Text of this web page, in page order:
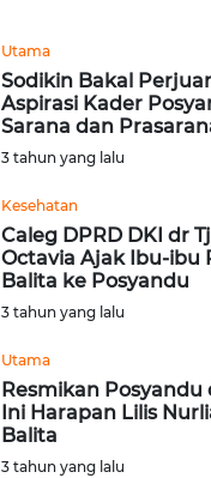
Utama
Sodikin Bakal
Aspirasi Kader
Sarana dan
3 tahun yang lalu
Kesehatan
Caleg DPRD DKI dr
Octavia Ajak Ibu-ibu
Balita ke Posyandu
3 tahun yang lalu
Utama
Resmikan Posyandu
Ini Harapan Lilis
Balita
3 tahun yang lalu